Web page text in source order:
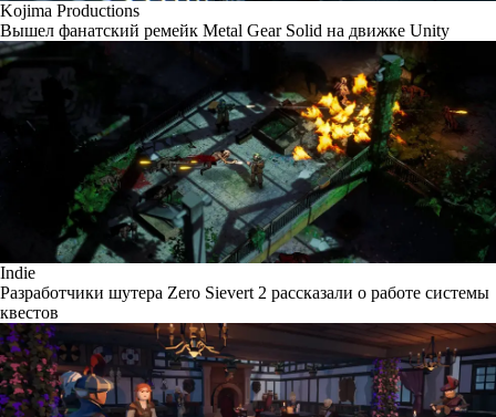
Kojima Productions
Вышел фанатский ремейк Metal Gear Solid на движке Unity
Indie
Разработчики шутера Zero Sievert 2 рассказали о работе системы
квестов